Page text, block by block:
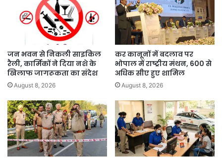
जन भवन से निकली साइकिल
रैली, कार्मिकों ने दिया नशे के
खिलाफ जागरूकता का संदेश
August 8, 2026
कर कानूनों में बदलाव पर
भोपाल में राष्ट्रीय मंथन, 600 से
अधिक सीए हुए शामिल
August 8, 2026